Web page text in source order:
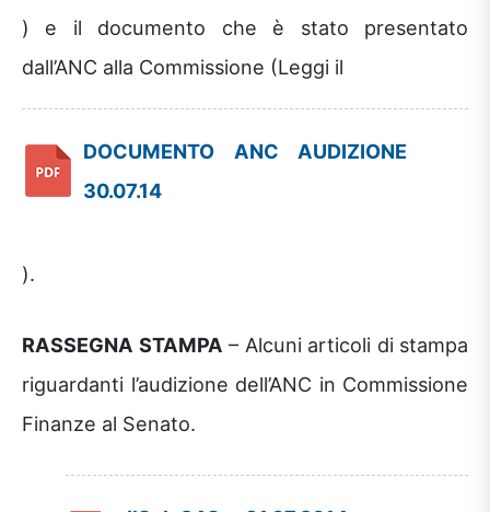
) e il documento che è stato presentato
dall’ANC alla Commissione (Leggi il
DOCUMENTO ANC AUDIZIONE
30.07.14
).
RASSEGNA STAMPA – Alcuni articoli di stampa
riguardanti l’audizione dell’ANC in Commissione
Finanze al Senato.